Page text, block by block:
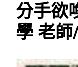
分手欲
學 老